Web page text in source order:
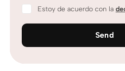
Estoy de acuerdo con la
Send